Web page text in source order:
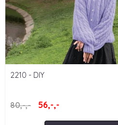
2210 - DIY
80,-,- 56,-,-